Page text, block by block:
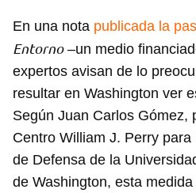
En una nota publicada la
Entorno–un medio
expertos avisan de lo
resultar en Washington ver
Según Juan Carlos Gómez,
Centro William J. Perry
de Defensa de la
de Washington, esta